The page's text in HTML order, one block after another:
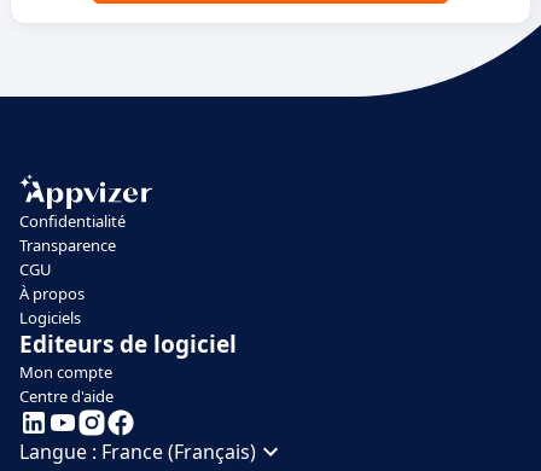
Confidentialité
Transparence
CGU
À propos
Logiciels
Editeurs de logiciel
Mon compte
Centre d'aide
Langue : France (Français)